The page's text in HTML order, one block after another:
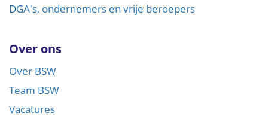
DGA's, ondernemers en vrije beroepers
Over ons
Over BSW
Team BSW
Vacatures